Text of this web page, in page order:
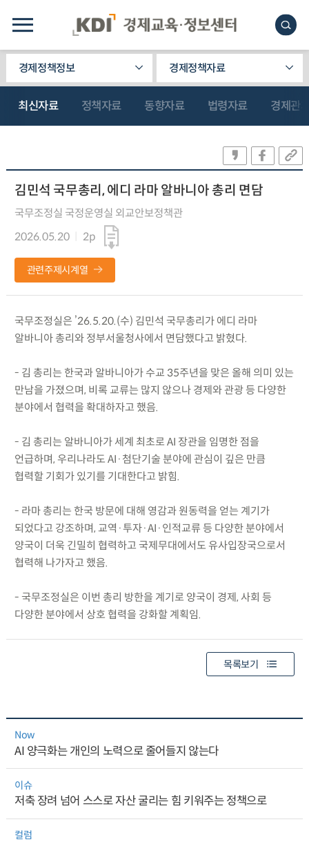
경제정책정보 경제정책자료
최신자료 정책자료 동향자료 법령자료 경제관
김민석 국무총리, 에디 라마 알바니아 총리 면담
국무조정실 국정운영실 외교안보정책관
2026.05.20
2p
관련주제시계열
국무조정실은 ’26.5.20.(수) 김민석 국무총리가 에디 라마
알바니아 총리와 정부서울청사에서 면담했다고 밝혔다.
- 김 총리는 한국과 알바니아가 수교 35주년을 맞은 올해 의미 있는
만남을 가졌으며, 비록 교류는 많지 않으나 경제와 관광 등 다양한
분야에서 협력을 확대하자고 했음.
- 김 총리는 알바니아가 세계 최초로 AI 장관을 임명한 점을
언급하며, 우리나라도 AI·첨단기술 분야에 관심이 깊은 만큼
협력할 기회가 있기를 기대한다고 밝힘.
- 라마 총리는 한국 방문에 대해 영감과 원동력을 얻는 계기가
되었다고 강조하며, 교역·투자·AI·인적교류 등 다양한 분야에서
양국이 더욱 긴밀히 협력하고 국제무대에서도 유사입장국으로서
협력해 나가자고 했음.
- 국무조정실은 이번 총리 방한을 계기로 양국이 경제, 사회 등
다양한 분야에서 상호 협력을 강화할 계획임.
목록보기
Now
AI 양극화는 개인의 노력으로 줄어들지 않는다
이슈
저축 장려 넘어 스스로 자산 굴리는 힘 키워주는 정책으로
컬럼